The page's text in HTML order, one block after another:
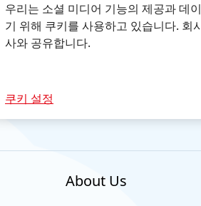
3학년과 4학년 수업을 위한 주요 주제
. 여러 강좌로 구성된 모듈은 무료로
가요?
About Us
우리는 소셜 미디어 기능의 제공과 데
기 위해 쿠키를 사용하고 있습니다. 회
사와 공유합니다.
쿠키 설정